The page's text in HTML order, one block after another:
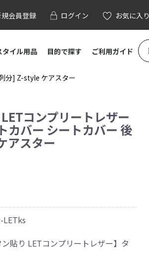
会員登録 ログイン お気に入り
タイル用品 目的で探す ご利用ガイド
分] Z-style ケアスター
コンプリートレザー
カバー シートカバー 後
アスター
LETks
貼り LETコンプリートレザー】タ